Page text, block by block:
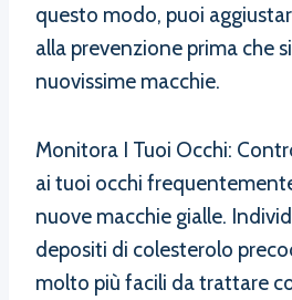
questo modo, puoi
alla prevenzione prima che
nuovissime macchie.
Monitora I Tuoi Occhi:
ai tuoi occhi
nuove macchie gialle.
depositi di colesterolo
molto più facili da trattare